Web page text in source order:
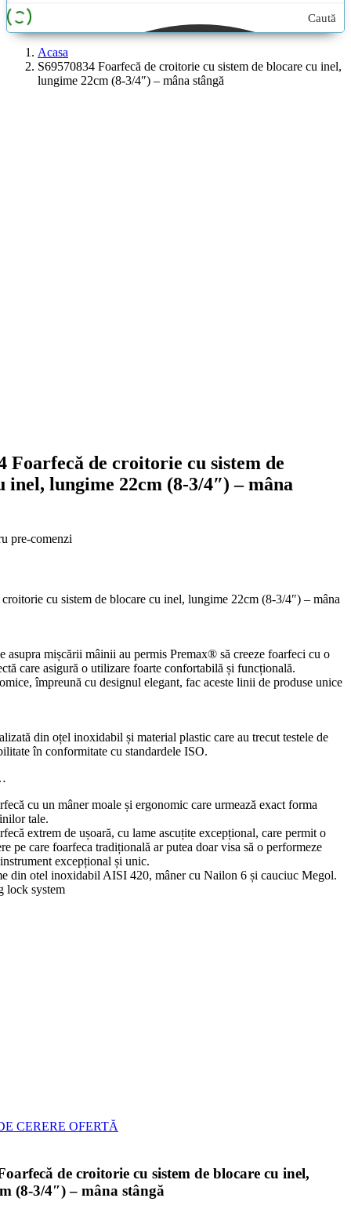
Caută
Acasa
S69570834 Foarfecă de croitorie cu sistem de blocare cu inel,
lungime 22cm (8-3/4″) – mâna stângă
Foarfecă de croitorie cu sistem de
inel, lungime 22cm (8-3/4″) – mâna
pre-comenzi
cu sistem de blocare cu inel, lungime 22cm (8-3/4″) – mâna
asupra mișcării mâinii au permis Premax® să creeze foarfeci cu o
care asigură o utilizare foarte confortabilă și funcțională.
împreună cu designul elegant, fac aceste linii de produse unice
din oțel inoxidabil și material plastic care au trecut testele de
în conformitate cu standardele ISO.
cu un mâner moale și ergonomic care urmează exact forma
tale.
extrem de ușoară, cu lame ascuțite excepțional, care permit o
pe care foarfeca tradițională ar putea doar visa să o performeze
excepțional și unic.
din otel inoxidabil AISI 420, mâner cu Nailon 6 și cauciuc Megol.
lock system
CERERE OFERTĂ
de croitorie cu sistem de blocare cu inel,
(8-3/4″) – mâna stângă